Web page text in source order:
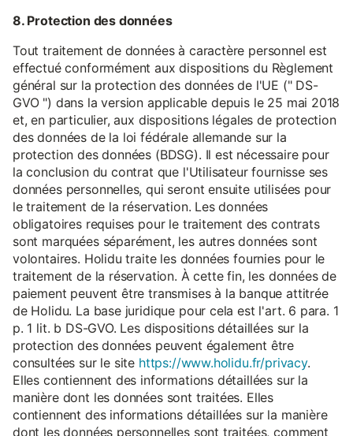
8. Protection des données
Tout traitement de données à caractère personnel est
effectué conformément aux dispositions du Règlement
général sur la protection des données de l'UE (" DS-
GVO ") dans la version applicable depuis le 25 mai 2018
et, en particulier, aux dispositions légales de protection
des données de la loi fédérale allemande sur la
protection des données (BDSG). Il est nécessaire pour
la conclusion du contrat que l'Utilisateur fournisse ses
données personnelles, qui seront ensuite utilisées pour
le traitement de la réservation. Les données
obligatoires requises pour le traitement des contrats
sont marquées séparément, les autres données sont
volontaires. Holidu traite les données fournies pour le
traitement de la réservation. À cette fin, les données de
paiement peuvent être transmises à la banque attitrée
de Holidu. La base juridique pour cela est l'art. 6 para. 1
p. 1 lit. b DS-GVO. Les dispositions détaillées sur la
protection des données peuvent également être
consultées sur le site https://www.holidu.fr/privacy.
Elles contiennent des informations détaillées sur la
manière dont les données sont traitées. Elles
contiennent des informations détaillées sur la manière
dont les données personnelles sont traitées, comment